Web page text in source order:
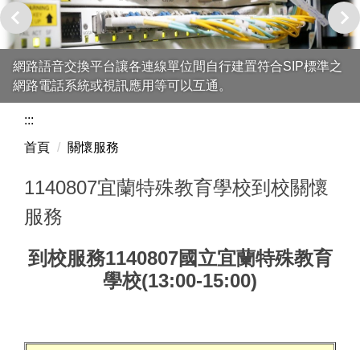
網路語音交換平台讓各連線單位間自行建置符合SIP標準之
網路電話系統或視訊應用等可以互通。
:::
首頁
關懷服務
1140807宜蘭特殊教育學校到校關懷
服務
到校服務1140807國立宜蘭特殊教育
學校(13:00-15:00)